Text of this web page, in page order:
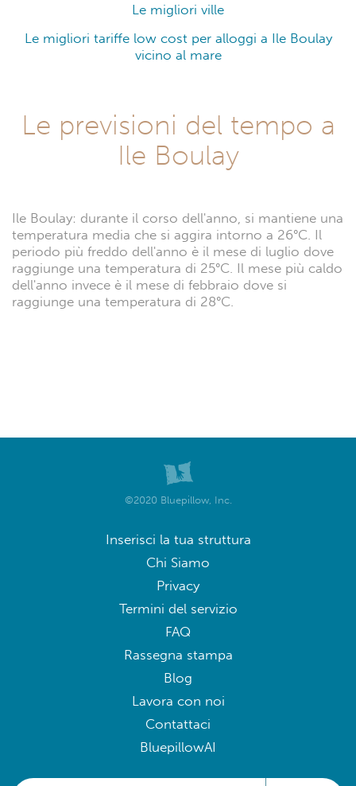
Le migliori ville
Le migliori tariffe low cost per alloggi a Ile Boulay
vicino al mare
Le previsioni del tempo a
Ile Boulay
Ile Boulay: durante il corso dell'anno, si mantiene una
temperatura media che si aggira intorno a 26°C. Il
periodo più freddo dell'anno è il mese di luglio dove
raggiunge una temperatura di 25°C. Il mese più caldo
dell'anno invece è il mese di febbraio dove si
raggiunge una temperatura di 28°C.
©2020 Bluepillow, Inc.
Inserisci la tua struttura
Chi Siamo
Privacy
Termini del servizio
FAQ
Rassegna stampa
Blog
Lavora con noi
Contattaci
BluepillowAI